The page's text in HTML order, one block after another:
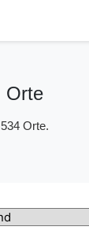
Orte
534 Orte.